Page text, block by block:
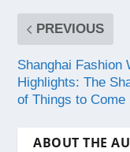
PREVIOUS
Shanghai Fashion
Highlights: The
of Things to Come
ABOUT THE